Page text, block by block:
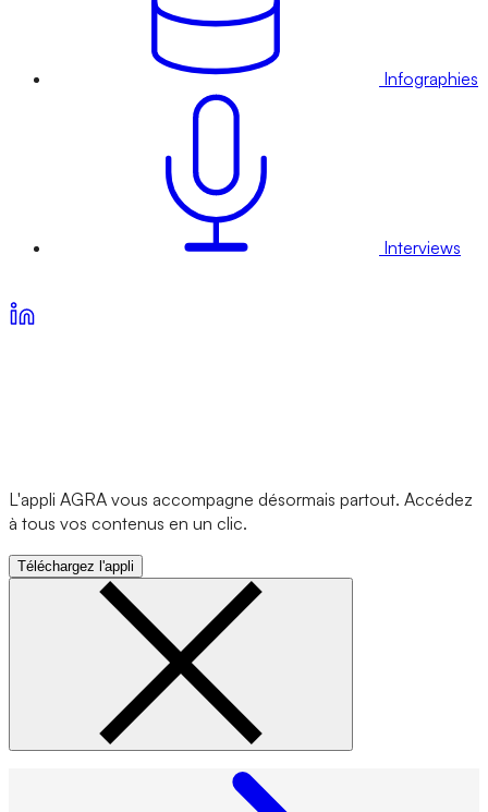
Infographies
Interviews
L'appli AGRA vous accompagne désormais partout. Accédez
à tous vos contenus en un clic.
Téléchargez l'appli